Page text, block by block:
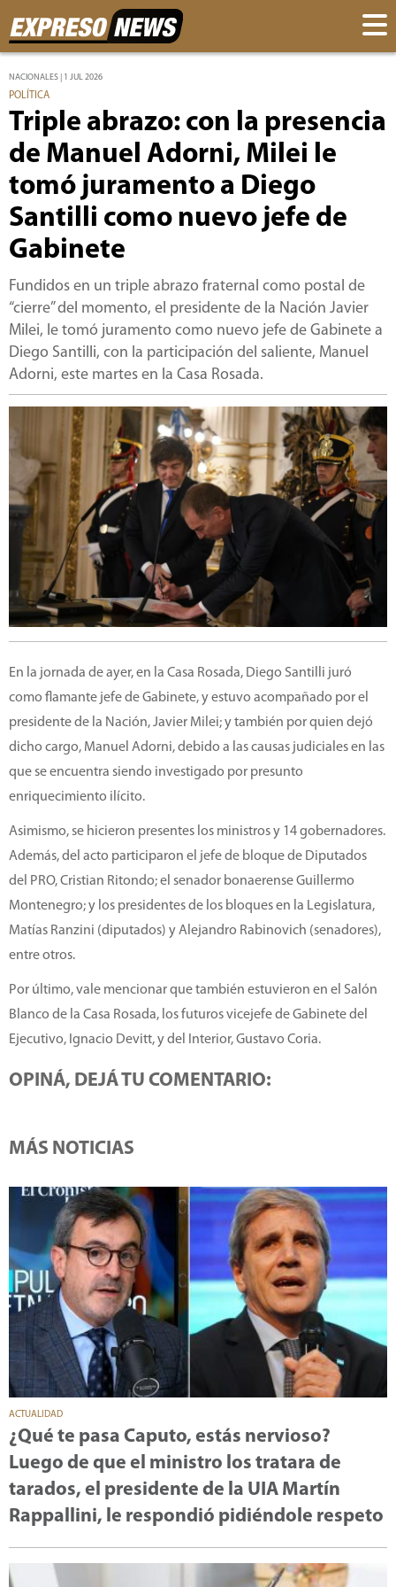
NACIONALES | 1 JUL 2026
POLÍTICA
Triple abrazo: con la presencia
de Manuel Adorni, Milei le
tomó juramento a Diego
Santilli como nuevo jefe de
Gabinete
Fundidos en un triple abrazo fraternal como postal de
“cierre” del momento, el presidente de la Nación Javier
Milei, le tomó juramento como nuevo jefe de Gabinete a
Diego Santilli, con la participación del saliente, Manuel
Adorni, este martes en la Casa Rosada.
En la jornada de ayer, en la Casa Rosada, Diego Santilli juró
como flamante jefe de Gabinete, y estuvo acompañado por el
presidente de la Nación, Javier Milei; y también por quien dejó
dicho cargo, Manuel Adorni, debido a las causas judiciales en las
que se encuentra siendo investigado por presunto
enriquecimiento ilícito.
Asimismo, se hicieron presentes los ministros y 14 gobernadores.
Además, del acto participaron el jefe de bloque de Diputados
del PRO, Cristian Ritondo; el senador bonaerense Guillermo
Montenegro; y los presidentes de los bloques en la Legislatura,
Matías Ranzini (diputados) y Alejandro Rabinovich (senadores),
entre otros.
Por último, vale mencionar que también estuvieron en el Salón
Blanco de la Casa Rosada, los futuros vicejefe de Gabinete del
Ejecutivo, Ignacio Devitt, y del Interior, Gustavo Coria.
OPINÁ, DEJÁ TU COMENTARIO:
MÁS NOTICIAS
ACTUALIDAD
¿Qué te pasa Caputo, estás nervioso?
Luego de que el ministro los tratara de
tarados, el presidente de la UIA Martín
Rappallini, le respondió pidiéndole respeto